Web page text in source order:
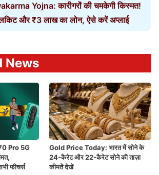
Yojna: कारीगरों की चमकेगी किस्मत!
और ₹3 लाख का लोन, ऐसे करें अप्लाई
News
Pro 5G
फीचर्स
Gold Price Today: भारत में सोने के
24-कैरेट और 22-कैरेट सोने की ताज़ा
कीमतें देखें